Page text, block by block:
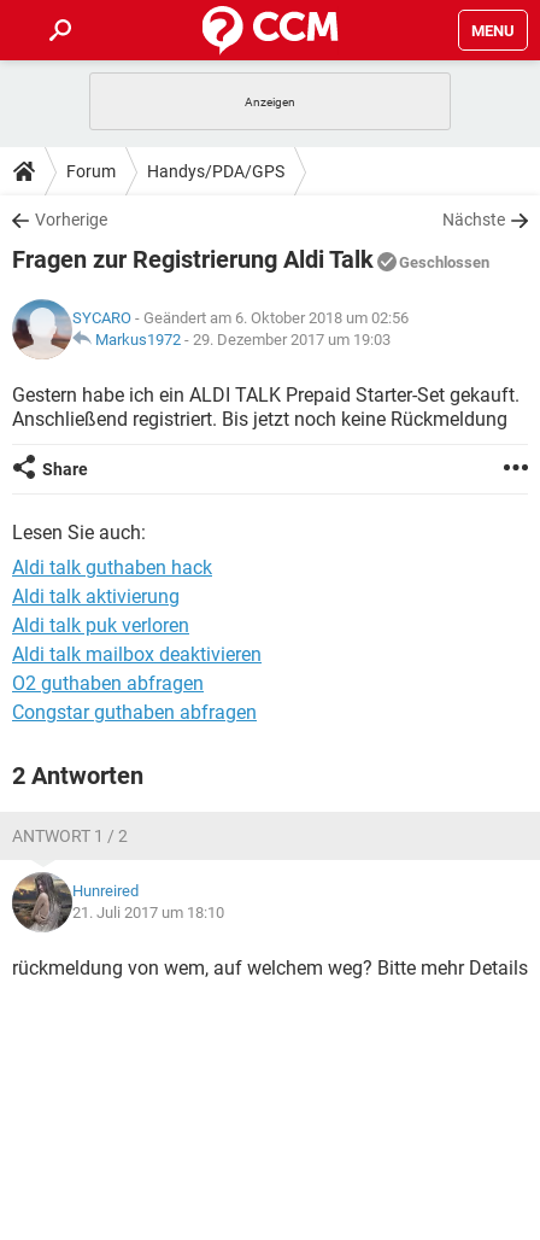
MENU
ANDROID IOS
WINDOWS 10
WHATSAPP TIKTOK
FACEBOOK
TIPPS & TRICKS
SPIELE STREAMING
WHATSAPP TIKTOK
FACEBOOK
DOWNLOADS
SPIELE STREAMING
ANDROID
WINDOWS 10 INSTAGRAM
WHATSAPP TIKTOK
FACEBOOK HARDWARE
FORUM
SPIELE STREAMING
ANDROID
WINDOWS 10 INSTAGRAM
LEXIKON
STREAMING
ANDROID IOS
WINDOWS 10
Forum Handys/PDA/GPS
Vorherige Nächste
Fragen zur Registrierung Aldi Talk Geschlossen
SYCARO - Geändert am 6. Oktober 2018 um 02:56
Markus1972 - 29. Dezember 2017 um 19:03
Gestern habe ich ein ALDI TALK Prepaid Starter-Set gekauft.
Anschließend registriert. Bis jetzt noch keine Rückmeldung
Share
Lesen Sie auch:
Aldi talk guthaben hack
Aldi talk aktivierung
Aldi talk puk verloren
Aldi talk mailbox deaktivieren
O2 guthaben abfragen
Congstar guthaben abfragen
2 Antworten
ANTWORT 1 / 2
Hunreired
21. Juli 2017 um 18:10
rückmeldung von wem, auf welchem weg? Bitte mehr Details